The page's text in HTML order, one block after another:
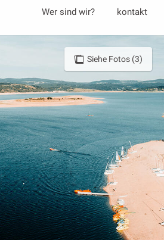
Wer sind wir? kontakt
Siehe Fotos (3)